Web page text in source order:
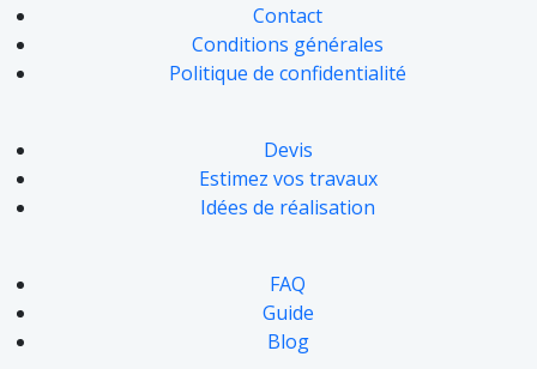
Contact
Conditions générales
Politique de confidentialité
Devis
Estimez vos travaux
Idées de réalisation
FAQ
Guide
Blog